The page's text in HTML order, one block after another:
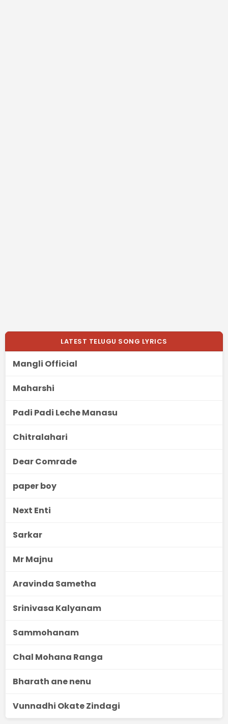
LATEST TELUGU SONG LYRICS
Mangli Official
Maharshi
Padi Padi Leche Manasu
Chitralahari
Dear Comrade
paper boy
Next Enti
Sarkar
Mr Majnu
Aravinda Sametha
Srinivasa Kalyanam
Sammohanam
Chal Mohana Ranga
Bharath ane nenu
Vunnadhi Okate Zindagi